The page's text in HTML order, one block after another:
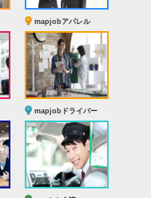
mapjobアパレル
mapjobドライバー